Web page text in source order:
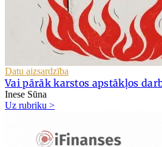
Datu aizsardzība
Vai pārāk karstos apstākļos
Inese Sūna
Uz rubriku >